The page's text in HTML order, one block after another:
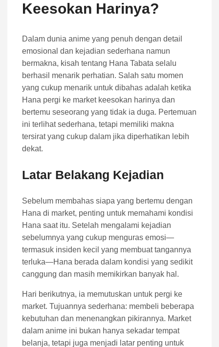
Keesokan Harinya?
Dalam dunia anime yang penuh dengan detail
emosional dan kejadian sederhana namun
bermakna, kisah tentang Hana Tabata selalu
berhasil menarik perhatian. Salah satu momen
yang cukup menarik untuk dibahas adalah ketika
Hana pergi ke market keesokan harinya dan
bertemu seseorang yang tidak ia duga. Pertemuan
ini terlihat sederhana, tetapi memiliki makna
tersirat yang cukup dalam jika diperhatikan lebih
dekat.
Latar Belakang Kejadian
Sebelum membahas siapa yang bertemu dengan
Hana di market, penting untuk memahami kondisi
Hana saat itu. Setelah mengalami kejadian
sebelumnya yang cukup menguras emosi—
termasuk insiden kecil yang membuat tangannya
terluka—Hana berada dalam kondisi yang sedikit
canggung dan masih memikirkan banyak hal.
Hari berikutnya, ia memutuskan untuk pergi ke
market. Tujuannya sederhana: membeli beberapa
kebutuhan dan menenangkan pikirannya. Market
dalam anime ini bukan hanya sekadar tempat
belanja, tetapi juga menjadi latar penting untuk